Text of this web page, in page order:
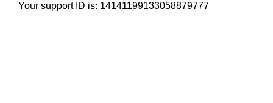
Your support ID is: 14141199133058879777